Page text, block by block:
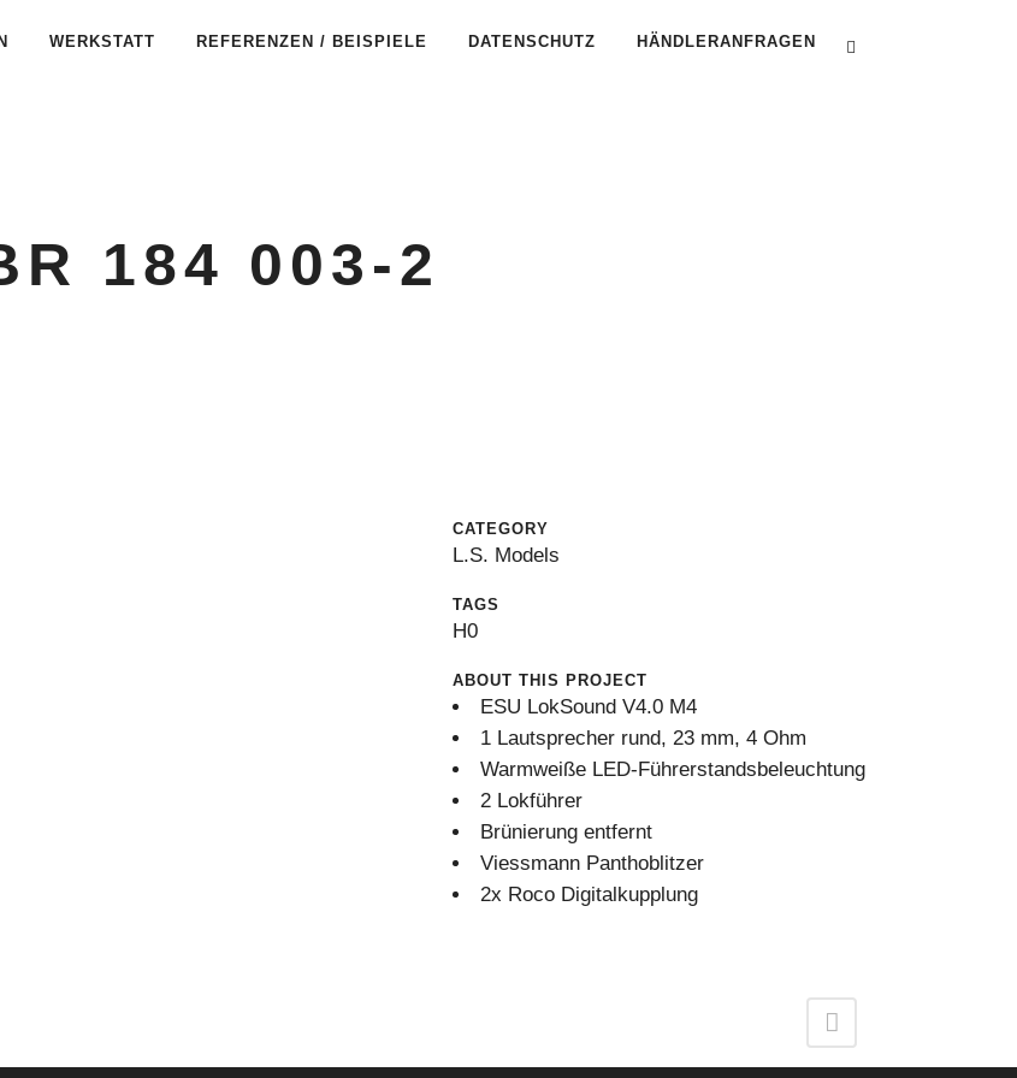
WERKSTATT REFERENZEN / BEISPIELE DATENSCHUTZ HÄNDLERANFRAGEN
184 003-2
CATEGORY
L.S. Models
TAGS
H0
ABOUT THIS PROJECT
ESU LokSound V4.0 M4
1 Lautsprecher rund, 23 mm, 4 Ohm
Warmweiße LED-Führerstandsbeleuchtung
2 Lokführer
Brünierung entfernt
Viessmann Panthoblitzer
2x Roco Digitalkupplung